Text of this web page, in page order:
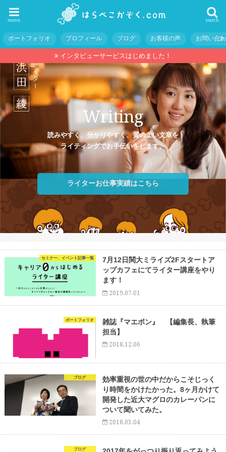
search
menu
ポートフォリオ プロフィール ブログ お客様の声 お問い合
インタビューサービスはじめました！
Writing
読みやすく、分かりやすく、質のよい文章を
ライティングでお手伝いをします。
ライターお仕事実績はこちら
セミナー、イベント記事一覧
7月12日関大ミライズ2Fスタートア
ップカフェにてライター講座をやり
ます！
2019.07.01
ポートフォリオ
雑誌『マエボン』 【編集長、執筆
担当】
2018.12.06
ブログ
効率重視の世の中だからこそじっく
り時間をかけたかった。8ヶ月かけて
開発した近大マグロのカレーパンに
ついて聞いてみた。
2018.03.04
ブログ